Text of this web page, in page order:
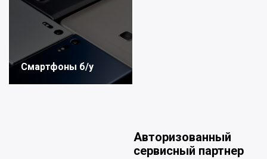
Смартфоны б/у
Авторизованный
сервисный партнер